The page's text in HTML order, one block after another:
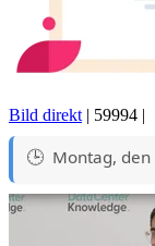
Bild direkt | 59994 |
Montag,